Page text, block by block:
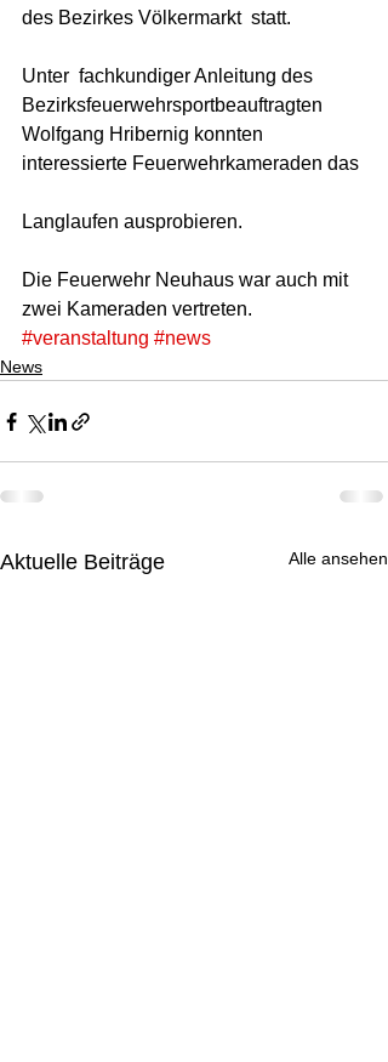
des Bezirkes Völkermarkt  statt.
Unter  fachkundiger Anleitung des
Bezirksfeuerwehrsportbeauftragten
Wolfgang Hribernig konnten
interessierte Feuerwehrkameraden das
Langlaufen ausprobieren.
Die Feuerwehr Neuhaus war auch mit
zwei Kameraden vertreten.
#veranstaltung #news
News
Aktuelle Beiträge Alle ansehen